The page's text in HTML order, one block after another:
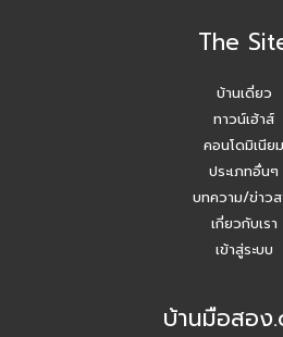
โค้ชหนุ่ม แชร์หัวข้อการลงพื้นที่หาลิสโ
Agent บ้านมือสอง รับมัดจำอีกแล้ว
บ้านมือสอง.com ประชุมหารือเชิงกลยุ
ปี 2026 #Agentบ้านมือสอง.com มี
สัมมนาวันนี้ เพื่อยอดขายที่เติบโตในวั
The
บ้านเดี่ยว
ทาวน์เฮ้าส์
คอนโดมิเนียม
ประเภทอื่นๆ
บทความ/ข่าวส
เกี่ยวกับเรา
เข้าสู่ระบบ
บ้านมือสอง